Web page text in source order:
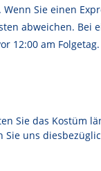
Sie einen
abweichen. Bei
12:00 am Folgetag.
Sie das Kostüm
Sie uns